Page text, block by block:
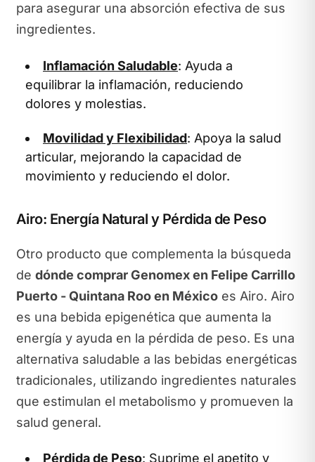
para asegurar una absorción efectiva de sus
ingredientes.
Inflamación Saludable: Ayuda a
equilibrar la inflamación, reduciendo
dolores y molestias.
Movilidad y Flexibilidad: Apoya la salud
articular, mejorando la capacidad de
movimiento y reduciendo el dolor.
Airo: Energía Natural y Pérdida de Peso
Otro producto que complementa la búsqueda
de dónde comprar Genomex en Felipe Carrillo
Puerto - Quintana Roo en Méxicoes Airo. Airo
es una bebida epigenética que aumenta la
energía y ayuda en la pérdida de peso. Es una
alternativa saludable a las bebidas energéticas
tradicionales, utilizando ingredientes naturales
que estimulan el metabolismo y promueven la
salud general.
Pérdida de Peso: Suprime el apetito y